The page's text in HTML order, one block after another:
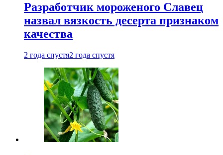
Разработчик мороженого Славец
назвал вязкость десерта признаком
качества
2 года спустя2 года спустя